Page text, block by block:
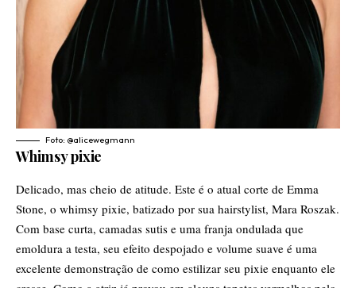
Foto: @alicewegmann
Whimsy pixie
Delicado, mas cheio de atitude. Este é o atual corte de Emma
Stone, o whimsy pixie, batizado por sua hairstylist, Mara Roszak.
Com base curta, camadas sutis e uma franja ondulada que
emoldura a testa, seu efeito despojado e volume suave é uma
excelente demonstração de como estilizar seu pixie enquanto ele